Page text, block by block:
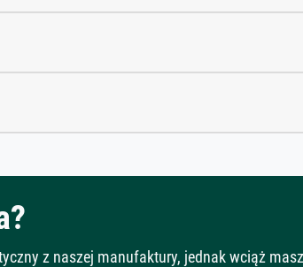
z naszej manufaktury, jednak wciąż masz